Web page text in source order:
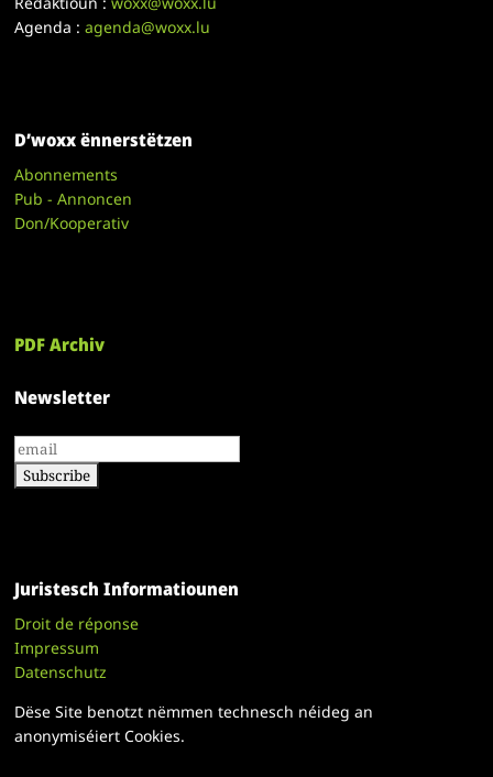
Agenda :agenda@woxx.lu
D’woxx ënnerstëtzen
Abonnements
Pub - Annoncen
Don/Kooperativ
PDF Archiv
Newsletter
Juristesch Informatiounen
Droit de réponse
Impressum
Datenschutz
Dëse Site benotzt nëmmen technesch néideg an
anonymiséiert Cookies.